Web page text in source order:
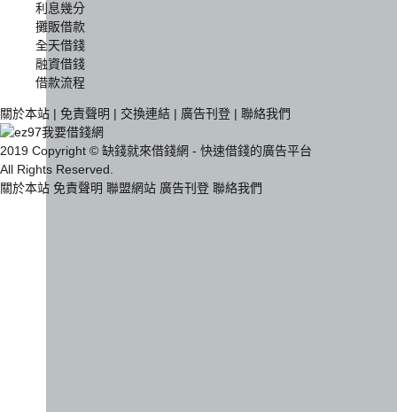
利息幾分
攤販借款
全天借錢
融資借錢
借款流程
關於本站 | 免責聲明 | 交換連結 | 廣告刊登 | 聯絡我們
2019 Copyright © 缺錢就來借錢網 - 快速借錢的廣告平台
All Rights Reserved.
關於本站 免責聲明 聯盟網站 廣告刊登 聯絡我們